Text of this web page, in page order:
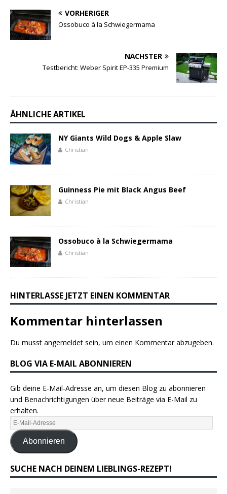
VORHERIGER
Ossobuco à la Schwiegermama
NÄCHSTER
Testbericht: Weber Spirit EP-335 Premium
ÄHNLICHE ARTIKEL
NY Giants Wild Dogs & Apple Slaw
Christian
Guinness Pie mit Black Angus Beef
Christian
Ossobuco à la Schwiegermama
Christian
HINTERLASSE JETZT EINEN KOMMENTAR
Kommentar hinterlassen
Du musst angemeldet sein, um einen Kommentar abzugeben.
BLOG VIA E-MAIL ABONNIEREN
Gib deine E-Mail-Adresse an, um diesen Blog zu abonnieren
und Benachrichtigungen über neue Beiträge via E-Mail zu
erhalten.
Abonnieren
SUCHE NACH DEINEM LIEBLINGS-REZEPT!